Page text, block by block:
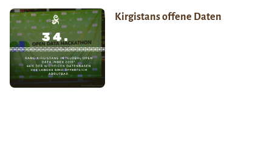
Kirgistans offene Daten